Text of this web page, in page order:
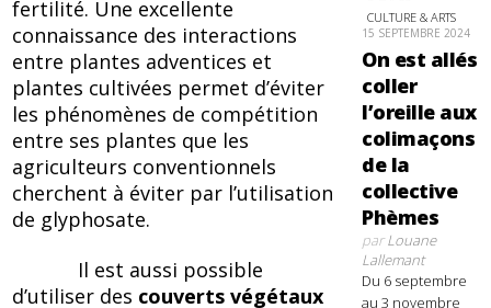
fertilité. Une excellente
connaissance des interactions
entre plantes adventices et
plantes cultivées permet d’éviter
les phénomènes de compétition
entre ses plantes que les
agriculteurs conventionnels
cherchent à éviter par l’utilisation
de glyphosate.
Il est aussi possible
d’utiliser des couverts végétaux
CULTURE & ARTS
15 SEPTEMBRE 2024
On est allés
coller
l’oreille aux
colimaçons
de la
collective
Phèmes
parLouane
Lallemant
Du 6 septembre
au 3 novembre